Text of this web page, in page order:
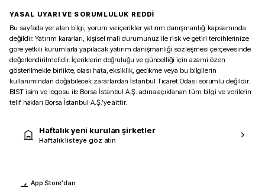
YASAL UYARI VE SORUMLULUK REDDİ
Bu sayfada yer alan bilgi, yorum ve içerikler yatırım danışmanlığı kapsamında
değildir. Yatırım kararları, kişisel mali durumunuz ile risk ve getiri tercihlerinize
göre yetkili kurumlarla yapılacak yatırım danışmanlığı sözleşmesi çerçevesinde
değerlendirilmelidir. İçeriklerin doğruluğu ve güncelliği için azami özen
gösterilmekle birlikte, olası hata, eksiklik, gecikme veya bu bilgilerin
kullanımından doğabilecek zararlardan İstanbul Ticaret Odası sorumlu değildir.
BIST isim ve logosu ile Borsa İstanbul A.Ş. adına açıklanan tüm bilgi ve verilerin
telif hakları Borsa İstanbul A.Ş.’ye aittir.
Haftalık yeni kurulan şirketler
Haftalık listeye göz atın
App Store'dan